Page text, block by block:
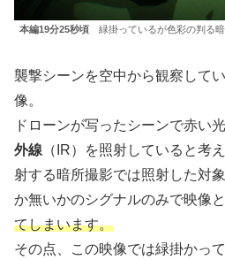
本編19分25秒頃 緑掛っているが色彩の判る暗
襲撃シーンを空中から観察して
像。
ドローンが写ったシーンで赤い
外線 （IR）を照射していると考
射する暗所撮影では照射した対
か無いかのシグナルのみで映像
てしまいます。
その点、この映像では緑掛かっ